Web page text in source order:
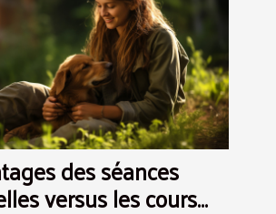
des séances
versus les cours